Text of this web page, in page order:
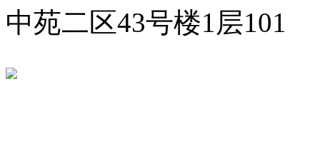
中苑二区43号楼1层101